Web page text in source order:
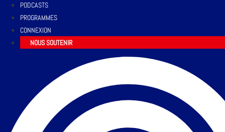
PODCASTS
PROGRAMMES
CONNEXION
NOUS SOUTENIR